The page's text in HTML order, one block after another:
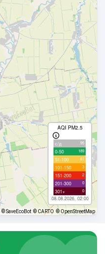
AQI PM2.5
с/д 95
0-50 189
51-100 61
101-150 3
151-200 2
201-300 0
301+ 0
08.08.2026, 02:00
© SaveEcoBot © CARTO © OpenStreetMap